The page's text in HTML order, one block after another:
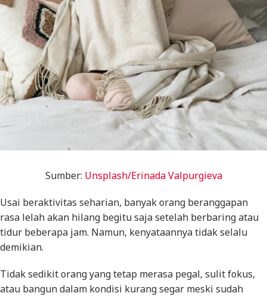
Sumber: Unsplash/Erinada Valpurgieva
Usai beraktivitas seharian, banyak orang beranggapan
rasa lelah akan hilang begitu saja setelah berbaring atau
tidur beberapa jam. Namun, kenyataannya tidak selalu
demikian.
Tidak sedikit orang yang tetap merasa pegal, sulit fokus,
atau bangun dalam kondisi kurang segar meski sudah